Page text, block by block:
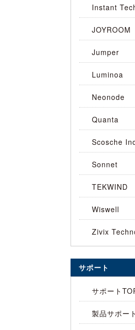
Instant
JOYROOM
Jumper
Luminoa
Neonode
Quanta
Scosche
Sonnet
TEKWIND
Wiswell
Zivix
サポート
サポート
製品サポー